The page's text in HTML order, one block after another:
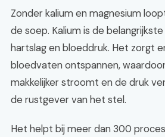
Zonder kalium en magnesium
de soep. Kalium is de
hartslag en bloeddruk. Het zorgt
bloedvaten ontspannen,
makkelijker stroomt en de druk
de rustgever van het stel.
Het helpt bij meer dan 300